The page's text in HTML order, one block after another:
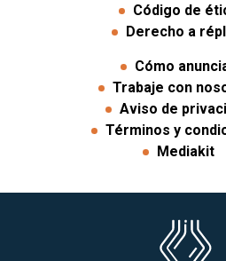
Código de
Derecho a
Cómo
Trabaje con
Aviso de
Términos y
Mediakit